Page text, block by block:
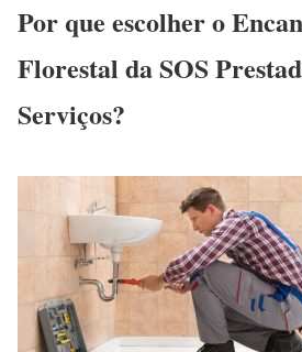
Por que escolher o
Florestal da SOS
Serviços?